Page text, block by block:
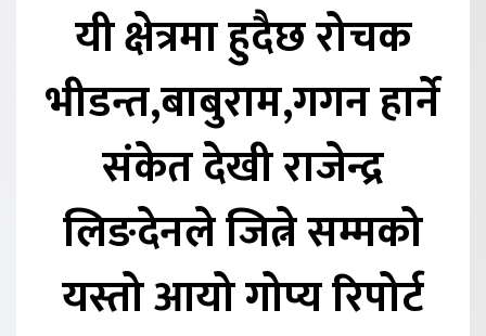
यी क्षेत्रमा हुदैछ रोचक
भीडन्त,बाबुराम,गगन हार्ने
संकेत देखी राजेन्द्र
लिङदेनले जित्ने सम्मको
यस्तो आयो गोप्य रिपोर्ट